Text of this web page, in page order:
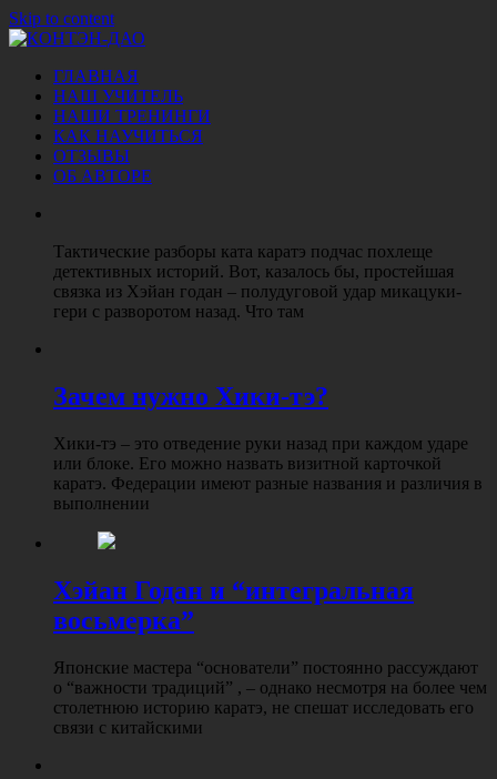
Skip to content
КОНТЭН-
ДАО
Новый
подход
боевым
искусствам.
Построение
боевой
ГЛАВНАЯ
НАШ УЧИТЕЛЬ
НАШИ ТРЕНИНГИ
КАК НАУЧИТЬСЯ
ОТЗЫВЫ
ОБ АВТОРЕ
Тактические разборы ката каратэ подчас похлеще
детективных историй. Вот, казалось бы, простейшая
связка из Хэйан годан – полудуговой удар микацуки-
гери с разворотом назад. Что там
Зачем нужно Хики-тэ?
Хики-тэ – это отведение руки назад при каждом ударе
или блоке. Его можно назвать визитной карточкой
каратэ. Федерации имеют разные названия и различия в
выполнении
Хэйан Годан и “интегральная
восьмерка”
Японские мастера “основатели” постоянно рассуждают
о “важности традиций” , – однако несмотря на более чем
столетнюю историю каратэ, не спешат исследовать его
связи с китайскими